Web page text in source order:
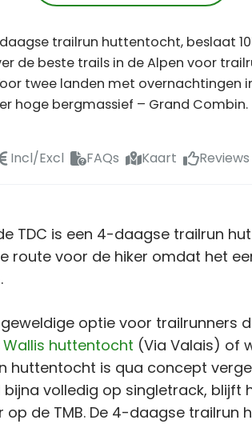
trailrun huttentocht, beslaat
de beste trails in de Alpen voor
twee landen met overnachtingen
hoge bergmassief – Grand Combin.
Incl/Excl FAQs Kaart Reviews
de TDC is een 4-daagse trailrun
route voor de hiker omdat het
optie voor trailrunners
Wallis huttentocht (Via Valais) of
huttentocht is qua concept
volledig op singletrack, blijft
op de TMB. De 4-daagse trailrun